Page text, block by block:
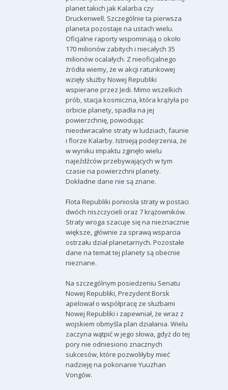
planet takich jak Kalarba czy
Druckenwell. Szczególnie ta pierwsza
planeta pozostaje na ustach wielu.
Oficjalne raporty wspominają o około
170 milionów zabitych i niecałych 35
milionów ocalałych. Z nieoficjalnego
źródła wiemy, że w akcji ratunkowej
wzięły służby Nowej Republiki
wspierane przez Jedi. Mimo wszelkich
prób, stacja kosmiczna, która krążyła po
orbicie planety, spadła na jej
powierzchnię, powodując
nieodwracalne straty w ludziach, faunie
i florze Kalarby. Istnieją podejrzenia, że
w wyniku impaktu zginęło wielu
najeźdźców przebywających w tym
czasie na powierzchni planety.
Dokładne dane nie są znane.
Flota Republiki poniosła straty w postaci
dwóch niszczycieli oraz 7 krążowników.
Straty wroga szacuje się na nieznacznie
większe, głównie za sprawą wsparcia
ostrzału dział planetarnych. Pozostałe
dane na temat tej planety są obecnie
nieznane.
Na szczególnym posiedzeniu Senatu
Nowej Republiki, Prezydent Borsk
apelował o współpracę ze służbami
Nowej Republiki i zapewniał, że wraz z
wojskiem obmyśla plan działania. Wielu
zaczyna wątpić w jego słowa, gdyż do tej
pory nie odniesiono znacznych
sukcesów, które pozwoliłyby mieć
nadzieję na pokonanie Yuuzhan
Vongów.